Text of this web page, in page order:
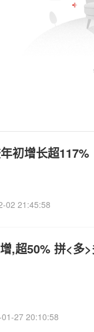
初增长超117%
02 21:45:58
,超50% 拼<多
27 20:10:58